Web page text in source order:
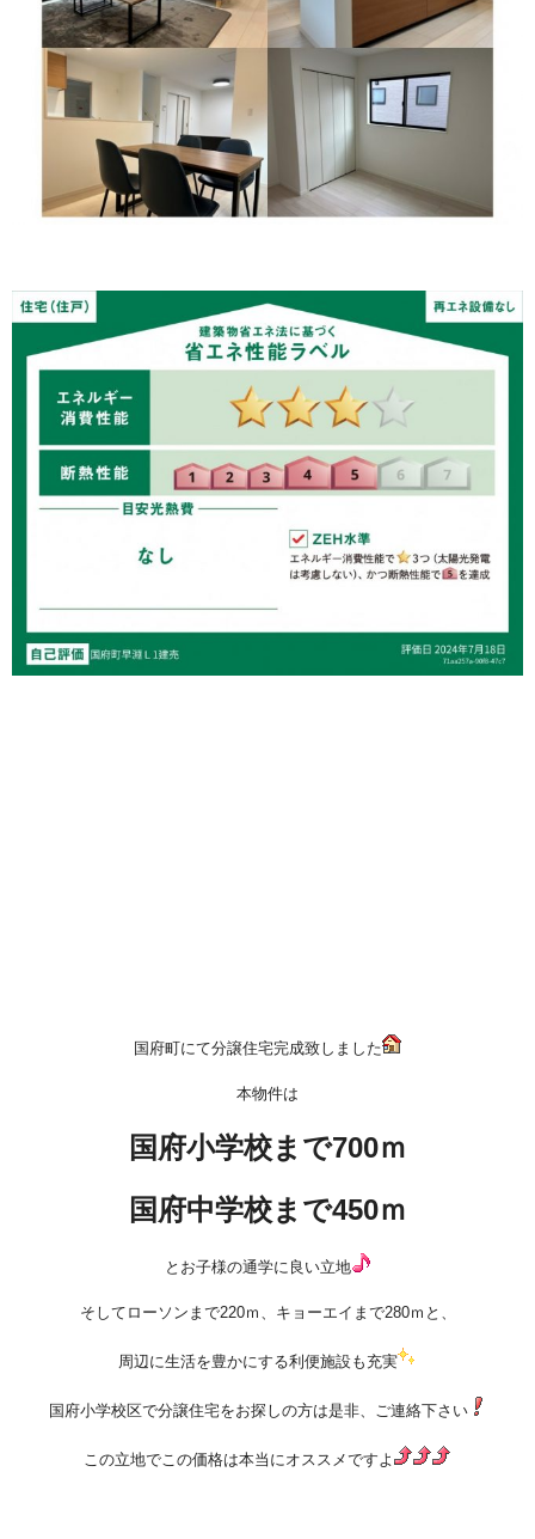
国府町にて分譲住宅完成致しました
本物件は
国府小学校まで700ｍ
国府中学校まで450ｍ
とお子様の通学に良い立地
そしてローソンまで220ｍ、キョーエイまで280ｍと、
周辺に生活を豊かにする利便施設も充実
国府小学校区で分譲住宅をお探しの方は是非、ご連絡下さい
この立地でこの価格は本当にオススメですよ